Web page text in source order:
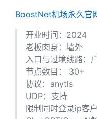
BoostNet机场永久官
开业时间：2024
老板肉身：墙外
入口与过境线路：
节点数目： 30+
协议：anytls
UDP：支持
限制同时登录ip客